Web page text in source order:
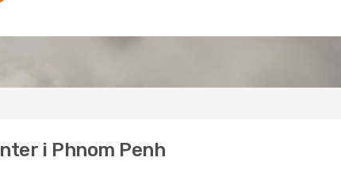
i Phnom Penh